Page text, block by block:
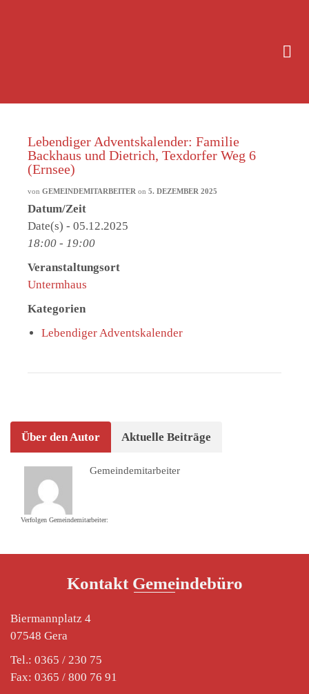
Lebendiger Adventskalender: Familie
Backhaus und Dietrich, Texdorfer Weg 6
(Ernsee)
von GEMEINDEMITARBEITER on 5. DEZEMBER 2025
Datum/Zeit
Date(s) - 05.12.2025
18:00 - 19:00
Veranstaltungsort
Untermhaus
Kategorien
Lebendiger Adventskalender
Über den Autor Aktuelle Beiträge
Verfolgen Gemeindemitarbeiter:
Gemeindemitarbeiter
Kontakt Gemeindebüro
Biermannplatz 4
07548 Gera
Tel.: 0365 / 230 75
Fax: 0365 / 800 76 91